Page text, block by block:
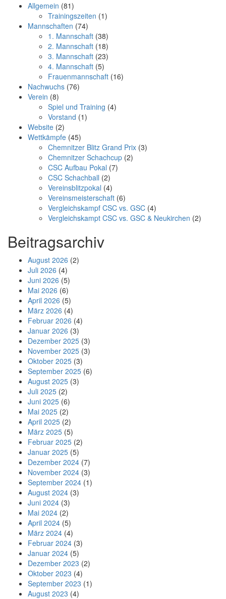
Allgemein (81)
Trainingszeiten (1)
Mannschaften (74)
1. Mannschaft (38)
2. Mannschaft (18)
3. Mannschaft (23)
4. Mannschaft (5)
Frauenmannschaft (16)
Nachwuchs (76)
Verein (8)
Spiel und Training (4)
Vorstand (1)
Website (2)
Wettkämpfe (45)
Chemnitzer Blitz Grand Prix (3)
Chemnitzer Schachcup (2)
CSC Aufbau Pokal (7)
CSC Schachball (2)
Vereinsblitzpokal (4)
Vereinsmeisterschaft (6)
Vergleichskampf CSC vs. GSC (4)
Vergleichskampt CSC vs. GSC & Neukirchen (2)
Beitragsarchiv
August 2026 (2)
Juli 2026 (4)
Juni 2026 (5)
Mai 2026 (6)
April 2026 (5)
März 2026 (4)
Februar 2026 (4)
Januar 2026 (3)
Dezember 2025 (3)
November 2025 (3)
Oktober 2025 (3)
September 2025 (6)
August 2025 (3)
Juli 2025 (2)
Juni 2025 (6)
Mai 2025 (2)
April 2025 (2)
März 2025 (5)
Februar 2025 (2)
Januar 2025 (5)
Dezember 2024 (7)
November 2024 (3)
September 2024 (1)
August 2024 (3)
Juni 2024 (3)
Mai 2024 (2)
April 2024 (5)
März 2024 (4)
Februar 2024 (3)
Januar 2024 (5)
Dezember 2023 (2)
Oktober 2023 (4)
September 2023 (1)
August 2023 (4)